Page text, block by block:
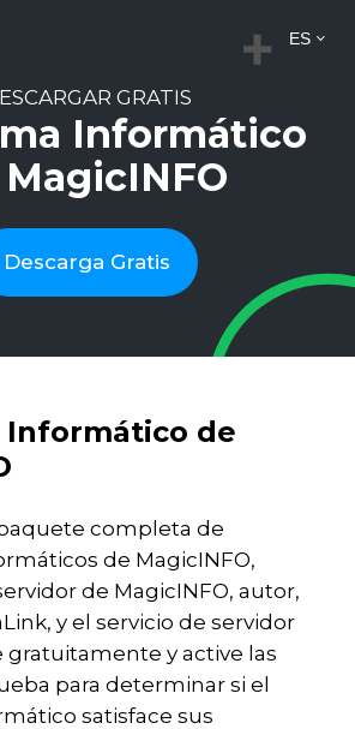
ES
GRATIS
Informático
Descarga Gratis
Informático de
completa de
de MagicINFO,
de MagicINFO, autor,
y el servicio de servidor
gratuitamente y active las
para determinar si el
satisface sus